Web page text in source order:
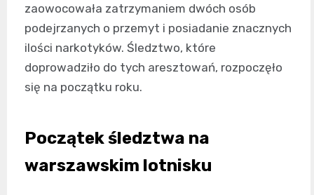
zaowocowała zatrzymaniem dwóch osób
podejrzanych o przemyt i posiadanie znacznych
ilości narkotyków. Śledztwo, które
doprowadziło do tych aresztowań, rozpoczęło
się na początku roku.
Początek śledztwa na
warszawskim lotnisku